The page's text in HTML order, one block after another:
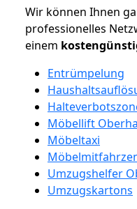
Wir können Ihnen
professionelles
einem
Entrümpelung
Möbellift
Möbeltaxi
Umzugshelfer
Umzugskartons